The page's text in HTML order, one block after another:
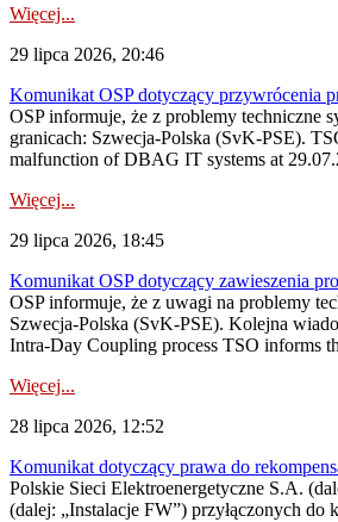
Więcej...
29 lipca 2026, 20:46
Komunikat OSP dotyczący przywrócenia
OSP informuje, że z problemy techniczne
granicach: Szwecja-Polska (SvK-PSE).
malfunction of DBAG IT systems at
Więcej...
29 lipca 2026, 18:45
Komunikat OSP dotyczący zawieszenia
OSP informuje, że z uwagi na problemy
Szwecja-Polska (SvK-PSE). Kolejna
Intra-Day Coupling process TSO informs
Więcej...
28 lipca 2026, 12:52
Komunikat dotyczący prawa do
Polskie Sieci Elektroenergetyczne S.A.
(dalej: „Instalacje FW”) przyłączonych do